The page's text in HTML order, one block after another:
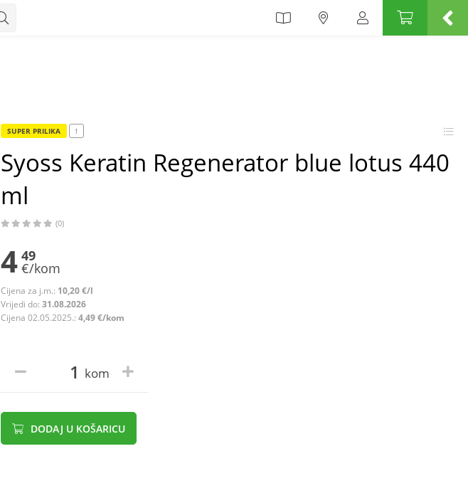
SUPER PRILIKA !
Syoss Keratin Regenerator blue lotus 440
ml
(0)
4 49
€/kom
Cijena za j.m.: 10,20 €/l
Vrijedi do: 31.08.2026
Cijena 02.05.2025.: 4,49 €/kom
kom
DODAJ U KOŠARICU